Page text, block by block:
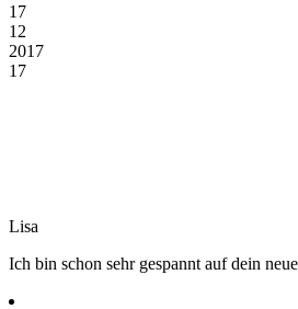
17
12
2017
17
Lisa
Ich bin schon sehr gespannt auf dein